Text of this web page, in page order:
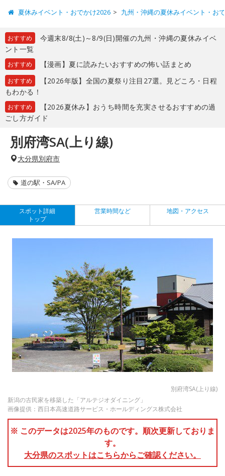
夏休みイベント・おでかけ2026 九州・沖縄の夏休みイベント・お
おすすめ
今週末8/8(土)～8/9(日)開催の九州・沖縄の夏休みイベ
ント一覧
おすすめ 【漫画】夏に読みたいおすすめの怖い話まとめ
おすすめ
【2026年版】全国の夏祭り注目27選。見どころ・日程
もわかる！
おすすめ
【2026夏休み】おうち時間を充実させるおすすめの過
ごし方ガイド
別府湾SA(上り線)
大分県別府市
道の駅・SA/PA
スポット詳細
トップ
営業時間など 地図・アクセス
別府湾SA(上り線)
新潟の古民家を移築した「アルテジオダイニング」
画像提供：西日本高速道路サービス・ホールディングス株式会社
※ このデータは2025年のものです。順次更新しておりま
す。
大分県のスポットはこちらからご確認ください。